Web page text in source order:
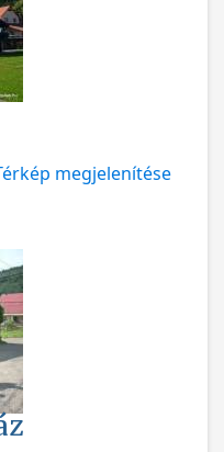
megjelenítése